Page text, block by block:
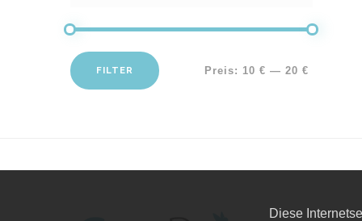
FILTER Preis: 10 € — 20 €
Diese